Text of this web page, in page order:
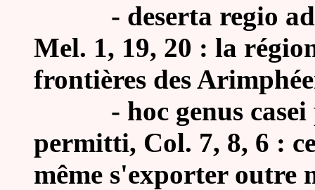
- deserta regio
Mel. 1, 19, 20 : la
frontières des
- hoc genus
permitti, Col. 7, 8, 6 :
même s'exporter outre